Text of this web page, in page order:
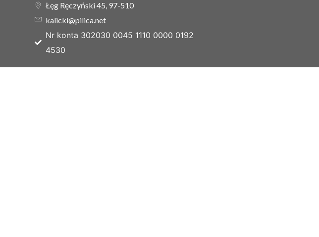
Łęg Ręczyński 45, 97-510
kalicki@pilica.net
Nr konta 302030 0045 1110 0000 0192
4530